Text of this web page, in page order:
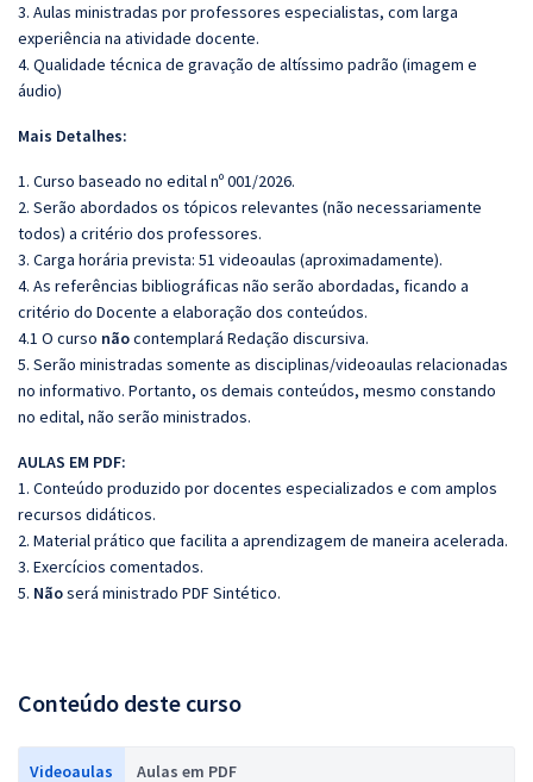
3. Aulas ministradas por professores especialistas, com larga
experiência na atividade docente.
4. Qualidade técnica de gravação de altíssimo padrão (imagem e
áudio)
Mais Detalhes:
1. Curso baseado no edital nº 001/2026.
2. Serão abordados os tópicos relevantes (não necessariamente
todos) a critério dos professores.
3. Carga horária prevista: 51 videoaulas (aproximadamente).
4. As referências bibliográficas não serão abordadas, ficando a
critério do Docente a elaboração dos conteúdos.
4.1 O curso nãocontemplará Redação discursiva.
5. Serão ministradas somente as disciplinas/videoaulas relacionadas
no informativo. Portanto, os demais conteúdos, mesmo constando
no edital, não serão ministrados.
AULAS EM PDF:
1. Conteúdo produzido por docentes especializados e com amplos
recursos didáticos.
2. Material prático que facilita a aprendizagem de maneira acelerada.
3. Exercícios comentados.
5. Nãoserá ministrado PDF Sintético.
Conteúdo deste curso
Videoaulas Aulas em PDF